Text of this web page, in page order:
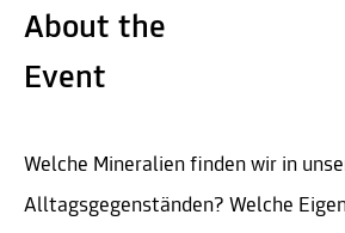
About the
Event
Welche Mineralien finden wir in
Alltagsgegenständen? Welche